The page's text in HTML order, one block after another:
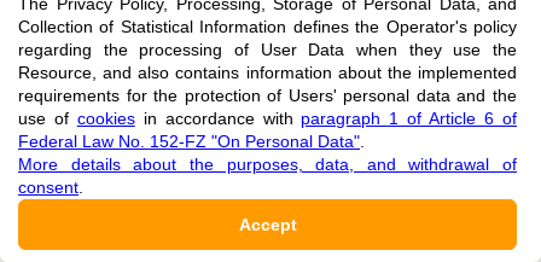
спине.
7. Заключение
Скелетно-мышечная боль нижней части спины, включая
миофасциальный болевой синдром оказывает значительное
воздействие на все сферы жизни пациента. Существует
Collection of Statistical Information defines the Operator's policy
regarding the processing of User Data when they use the
Resource, and also contains information about the implemented
requirements for the protection of Users' personal data and the
use of cookiesin accordance with paragraph 1 of Article 6 of
Federal Law No. 152-FZ "On Personal Data"
More details about the purposes, data, and withdrawal of
consent
Accept